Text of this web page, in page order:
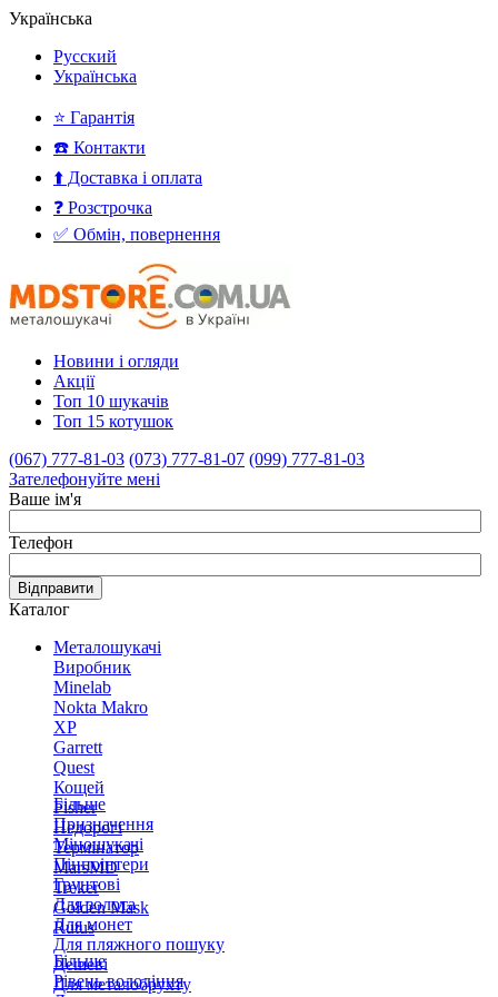
Українська
Русский
Українська
⭐ Гарантія
☎️ Контакти
⬆️ Доставка і оплата
❓ Розстрочка
✅ Обмін, повернення
Новини і огляди
Акції
Топ 10 шукачів
Топ 15 котушок
(067) 777-81-03 (073) 777-81-07 (099) 777-81-03
Зателефонуйте мені
Ваше ім'я
Телефон
Відправити
Каталог
Металошукачі
Виробник
Minelab
Nokta Makro
XP
Garrett
Quest
Кощей
Fisher
Недорогі
Термінатор
MarsMD
Treker
Golden Mask
Rutus
Більше
Призначення
Міношукачі
Пінпоінтери
Грунтові
Для золота
Для монет
Для пляжного пошуку
Дешеві
Для металобрухту
Більше
Рівень володіння